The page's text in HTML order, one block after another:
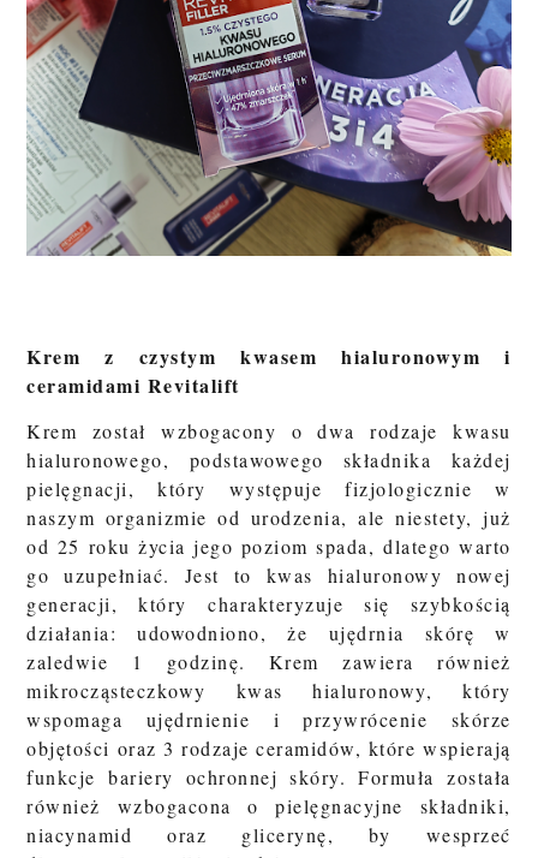
Krem z czystym kwasem hialuronowym i
ceramidami Revitalift
Krem został wzbogacony o dwa rodzaje kwasu
hialuronowego, podstawowego składnika każdej
pielęgnacji, który występuje fizjologicznie w
naszym organizmie od urodzenia, ale niestety, już
od 25 roku życia jego poziom spada, dlatego warto
go uzupełniać. Jest to kwas hialuronowy nowej
generacji, który charakteryzuje się szybkością
działania: udowodniono, że ujędrnia skórę w
zaledwie 1 godzinę. Krem zawiera również
mikrocząsteczkowy kwas hialuronowy, który
wspomaga ujędrnienie i przywrócenie skórze
objętości oraz 3 rodzaje ceramidów, które wspierają
funkcje bariery ochronnej skóry. Formuła została
również wzbogacona o pielęgnacyjne składniki,
niacynamid oraz glicerynę, by wesprzeć